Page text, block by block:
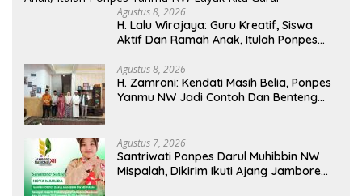
Agustus 8, 2026
H. Lalu Wirajaya: Guru Kreatif, Siswa
Aktif Dan Ramah Anak, Itulah Ponpes
Agustus 8, 2026
H. Zamroni: Kendati Masih Belia, Ponpes
Yanmu NW Jadi Contoh Dan Benteng
Agustus 7, 2026
Santriwati Ponpes Darul Muhibbin NW
Mispalah, Dikirim Ikuti Ajang Jambore